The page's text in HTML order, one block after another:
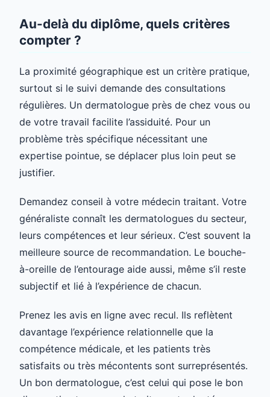
Au-delà du diplôme, quels critères
compter ?
La proximité géographique est un critère pratique,
surtout si le suivi demande des consultations
régulières. Un dermatologue près de chez vous ou
de votre travail facilite l’assiduité. Pour un
problème très spécifique nécessitant une
expertise pointue, se déplacer plus loin peut se
justifier.
Demandez conseil à votre médecin traitant. Votre
généraliste connaît les dermatologues du secteur,
leurs compétences et leur sérieux. C’est souvent la
meilleure source de recommandation. Le bouche-
à-oreille de l’entourage aide aussi, même s’il reste
subjectif et lié à l’expérience de chacun.
Prenez les avis en ligne avec recul. Ils reflètent
davantage l’expérience relationnelle que la
compétence médicale, et les patients très
satisfaits ou très mécontents sont surreprésentés.
Un bon dermatologue, c’est celui qui pose le bon